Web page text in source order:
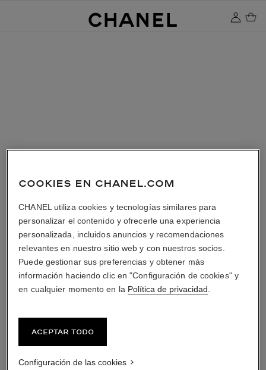
COOKIES EN CHANEL.COM
CHANEL utiliza cookies y tecnologías similares para
personalizar el contenido y ofrecerle una experiencia
personalizada, incluidos anuncios y recomendaciones
relevantes en nuestro sitio web y con nuestros socios.
Puede gestionar sus preferencias y obtener más
información haciendo clic en "Configuración de cookies" y
en cualquier momento en la Política de privacidad
Aceptar todo
Configuración de las cookies